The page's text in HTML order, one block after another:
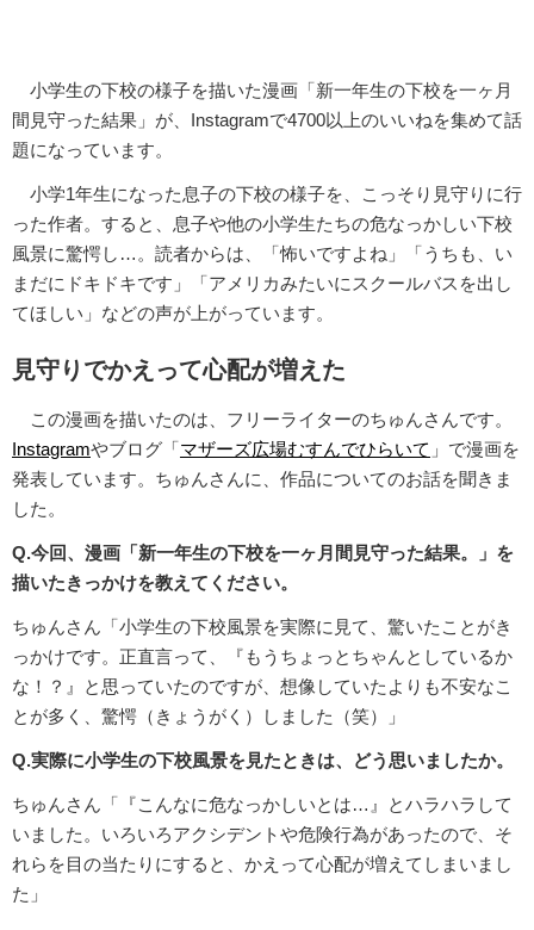
小学生の下校の様子を描いた漫画「新一年生の下校を一ヶ月
間見守った結果」が、Instagramで4700以上のいいねを集めて話
題になっています。
小学1年生になった息子の下校の様子を、こっそり見守りに行
った作者。すると、息子や他の小学生たちの危なっかしい下校
風景に驚愕し…。読者からは、「怖いですよね」「うちも、い
まだにドキドキです」「アメリカみたいにスクールバスを出し
てほしい」などの声が上がっています。
見守りでかえって心配が増えた
この漫画を描いたのは、フリーライターのちゅんさんです。
Instagramやブログ「マザーズ広場むすんでひらいて 」で漫画を
発表しています。ちゅんさんに、作品についてのお話を聞きま
した。
Q.今回、漫画「新一年生の下校を一ヶ月間見守った結果。」を
描いたきっかけを教えてください。
ちゅんさん「小学生の下校風景を実際に見て、驚いたことがき
っかけです。正直言って、『もうちょっとちゃんとしているか
な！？』と思っていたのですが、想像していたよりも不安なこ
とが多く、驚愕（きょうがく）しました（笑）」
Q.実際に小学生の下校風景を見たときは、どう思いましたか。
ちゅんさん「『こんなに危なっかしいとは…』とハラハラして
いました。いろいろアクシデントや危険行為があったので、そ
れらを目の当たりにすると、かえって心配が増えてしまいまし
た」